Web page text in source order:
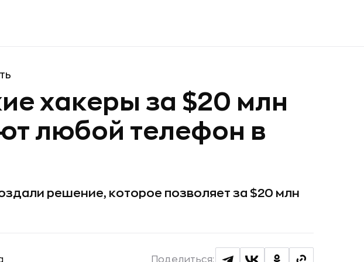
хакеры за $20 млн
любой телефон в
решение, которое позволяет за $20 млн
Поделиться: